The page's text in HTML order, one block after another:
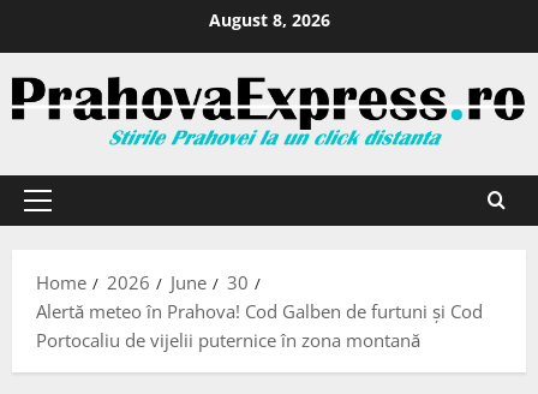
August 8, 2026
Home 2026 June
30
Alertă meteo în Prahova! Cod Galben de furtuni și Cod
Portocaliu de vijelii puternice în zona montană